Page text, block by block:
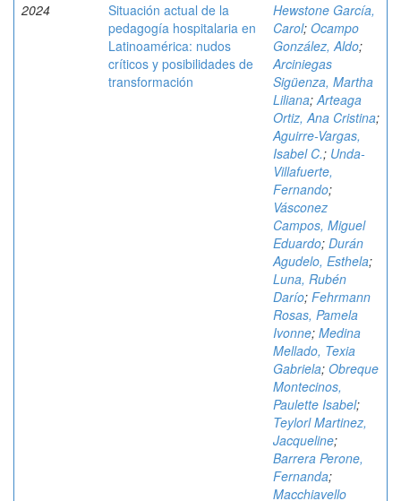
2024
Situación actual de la
pedagogía hospitalaria en
Latinoamérica: nudos
críticos y posibilidades de
transformación
Hewstone García,
Carol; Ocampo
González, Aldo;
Arciniegas
Sigüenza, Martha
Liliana;Arteaga
Ortiz, Ana Cristina;
Aguirre-Vargas,
Isabel C.; Unda-
Villafuerte,
Fernando;
Vásconez
Campos, Miguel
Eduardo; Durán
Agudelo, Esthela;
Luna, Rubén
Darío; Fehrmann
Rosas, Pamela
Ivonne; Medina
Mellado, Texia
Gabriela; Obreque
Montecinos,
Paulette Isabel;
Teylorl Martinez,
Jacqueline;
Barrera Perone,
Fernanda;
Macchiavello